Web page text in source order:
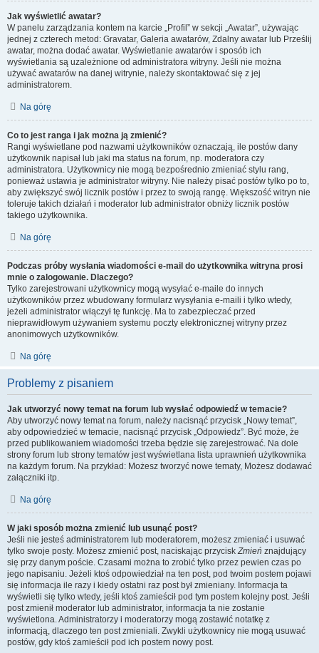
Jak wyświetlić awatar?
W panelu zarządzania kontem na karcie „Profil” w sekcji „Awatar”, używając
jednej z czterech metod: Gravatar, Galeria awatarów, Zdalny awatar lub Prześlij
awatar, można dodać awatar. Wyświetlanie awatarów i sposób ich
wyświetlania są uzależnione od administratora witryny. Jeśli nie można
używać awatarów na danej witrynie, należy skontaktować się z jej
administratorem.
Na górę
Co to jest ranga i jak można ją zmienić?
Rangi wyświetlane pod nazwami użytkowników oznaczają, ile postów dany
użytkownik napisał lub jaki ma status na forum, np. moderatora czy
administratora. Użytkownicy nie mogą bezpośrednio zmieniać stylu rang,
ponieważ ustawia je administrator witryny. Nie należy pisać postów tylko po to,
aby zwiększyć swój licznik postów i przez to swoją rangę. Większość witryn nie
toleruje takich działań i moderator lub administrator obniży licznik postów
takiego użytkownika.
Na górę
Podczas próby wysłania wiadomości e-mail do użytkownika witryna prosi
mnie o zalogowanie. Dlaczego?
Tylko zarejestrowani użytkownicy mogą wysyłać e-maile do innych
użytkowników przez wbudowany formularz wysyłania e-maili i tylko wtedy,
jeżeli administrator włączył tę funkcję. Ma to zabezpieczać przed
nieprawidłowym używaniem systemu poczty elektronicznej witryny przez
anonimowych użytkowników.
Na górę
Problemy z pisaniem
Jak utworzyć nowy temat na forum lub wysłać odpowiedź w temacie?
Aby utworzyć nowy temat na forum, należy nacisnąć przycisk „Nowy temat”,
aby odpowiedzieć w temacie, nacisnąć przycisk „Odpowiedz”. Być może, że
przed publikowaniem wiadomości trzeba będzie się zarejestrować. Na dole
strony forum lub strony tematów jest wyświetlana lista uprawnień użytkownika
na każdym forum. Na przykład: Możesz tworzyć nowe tematy, Możesz dodawać
załączniki itp.
Na górę
W jaki sposób można zmienić lub usunąć post?
Jeśli nie jesteś administratorem lub moderatorem, możesz zmieniać i usuwać
tylko swoje posty. Możesz zmienić post, naciskając przyciskZmień znajdujący
się przy danym poście. Czasami można to zrobić tylko przez pewien czas po
jego napisaniu. Jeżeli ktoś odpowiedział na ten post, pod twoim postem pojawi
się informacja ile razy i kiedy ostatni raz post był zmieniany. Informacja ta
wyświetli się tylko wtedy, jeśli ktoś zamieścił pod tym postem kolejny post. Jeśli
post zmienił moderator lub administrator, informacja ta nie zostanie
wyświetlona. Administratorzy i moderatorzy mogą zostawić notatkę z
informacją, dlaczego ten post zmieniali. Zwykli użytkownicy nie mogą usuwać
postów, gdy ktoś zamieścił pod ich postem nowy post.